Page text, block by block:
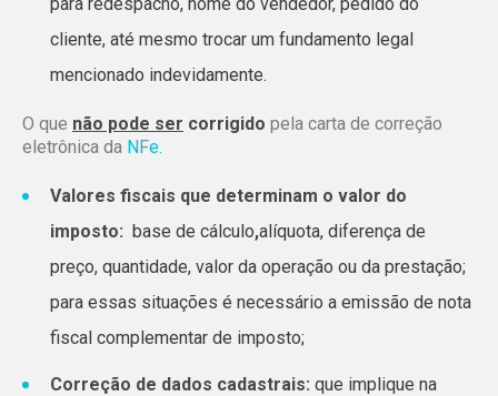
para redespacho, nome do vendedor, pedido do
cliente, até mesmo trocar um fundamento legal
mencionado indevidamente.
O que não pode ser corrigido pela carta de correção
eletrônica da NFe.
Valores fiscais que determinam o valor do
imposto: base de cálculo,alíquota, diferença de
preço, quantidade, valor da operação ou da prestação;
para essas situações é necessário a emissão de nota
fiscal complementar de imposto;
Correção de dados cadastrais: que implique na